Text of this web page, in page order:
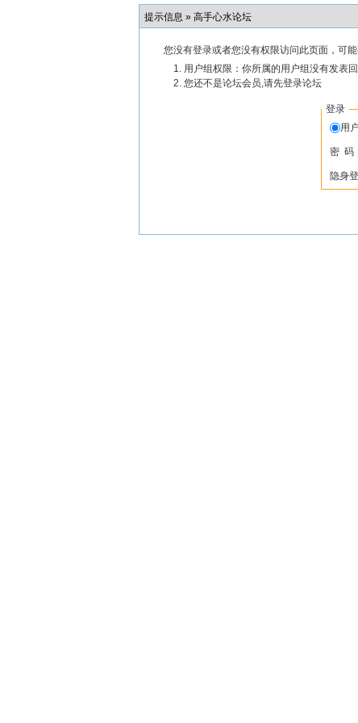
提示信息 » 高手心水论坛
您没有登录或者您没有权限访问此页面，可
用户组权限：你所属的用户组没有发表
您还不是论坛会员,请先登录论坛
登录
用
密 码
隐身